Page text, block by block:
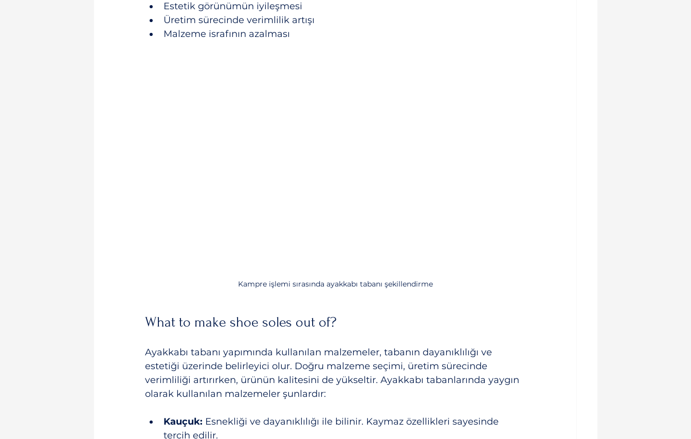
Estetik görünümün iyileşmesi
Üretim sürecinde verimlilik artışı
Malzeme israfının azalması
Kampre işlemi sırasında ayakkabı tabanı şekillendirme
What to make shoe soles out of?
Ayakkabı tabanı yapımında kullanılan malzemeler, tabanın dayanıklılığı ve
estetiği üzerinde belirleyici olur. Doğru malzeme seçimi, üretim sürecinde
verimliliği artırırken, ürünün kalitesini de yükseltir. Ayakkabı tabanlarında yaygın
olarak kullanılan malzemeler şunlardır:
Kauçuk: Esnekliği ve dayanıklılığı ile bilinir. Kaymaz özellikleri sayesinde
tercih edilir.